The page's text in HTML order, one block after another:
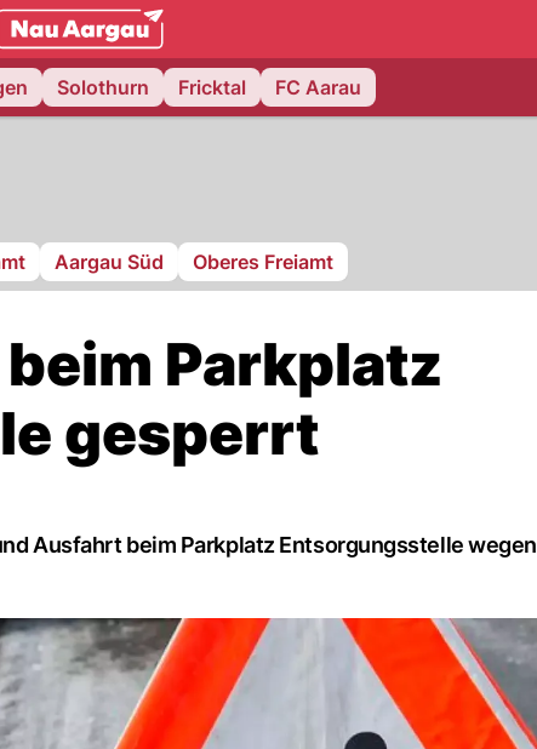
Solothurn Fricktal FC Aarau
Aargau Süd Oberes Freiamt
Parkplatz
gesperrt
Ausfahrt beim Parkplatz Entsorgungsstelle wegen